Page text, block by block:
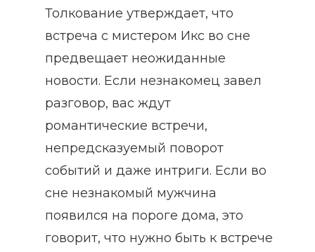
Толкование утверждает, что
встреча с мистером Икс во сне
предвещает неожиданные
новости. Если незнакомец завел
разговор, вас ждут
романтические встречи,
непредсказуемый поворот
событий и даже интриги. Если во
сне незнакомый мужчина
появился на пороге дома, это
говорит, что нужно быть к встрече